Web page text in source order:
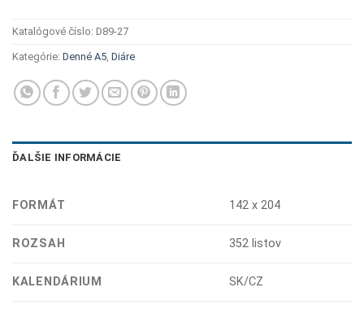
Katalógové číslo: D89-27
Kategórie: Denné A5 Diáre
ĎALŠIE INFORMÁCIE
FORMÁT 142 x 204
ROZSAH 352 listov
KALENDÁRIUM SK/CZ